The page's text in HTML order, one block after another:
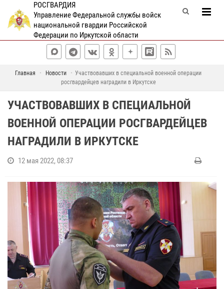
РОСГВАРДИЯ
Управление Федеральной службы войск
национальной гвардии Российской
Федерации по Иркутской области
Главная Новости
Участвовавших в специальной военной операции
росгвардейцев наградили в Иркутске
УЧАСТВОВАВШИХ В СПЕЦИАЛЬНОЙ
ВОЕННОЙ ОПЕРАЦИИ РОСГВАРДЕЙЦЕВ
НАГРАДИЛИ В ИРКУТСКЕ
12 мая 2022, 08:37